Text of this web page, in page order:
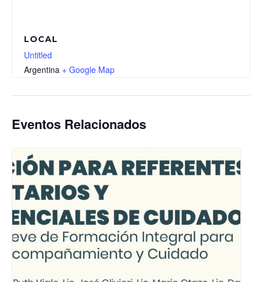
LOCAL
Untitled
Argentina + Google Map
Eventos Relacionados